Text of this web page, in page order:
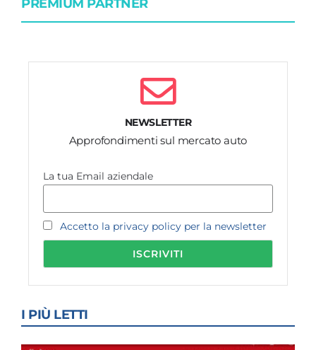
PREMIUM PARTNER
NEWSLETTER
Approfondimenti sul mercato auto
La tua Email aziendale
Accetto la privacy policy per la newsletter
I PIÙ LETTI